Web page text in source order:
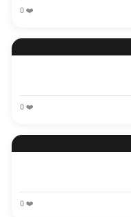
❤️ 0
❤️ 0
❤️ 0